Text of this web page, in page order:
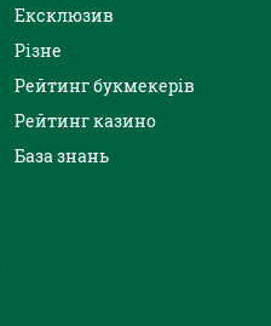
Ексклюзив
Різне
Рейтинг букмекерів
Рейтинг казино
База знань